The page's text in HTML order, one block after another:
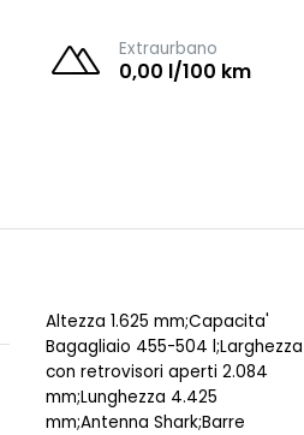
Extraurbano
0,00 l/100 km
Altezza 1.625 mm;Capacita'
Bagagliaio 455-504 l;Larghezza
con retrovisori aperti 2.084
mm;Lunghezza 4.425
mm;Antenna Shark;Barre